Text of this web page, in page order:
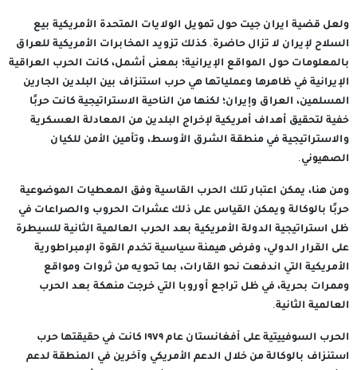
ولعل قضية ايران جيت حول تمويل الولايات المتحدة الأمريكية بيع
السلاح لإيران لا تزال حاضرة. كذلك تزويد المخابرات الأمريكية للعراق
بالمعلومات حول المواقع الإيرانية؛ بمعنى أشمل، كانت الحرب العراقية
الإيرانية في ظاهرها وعملياتها هي حرب استنزاف بين البلدين الجارين
المسلمين، العراق وإيران؛ لكنها من الناحية الاستراتيجية كانت حربًا
خفية لتحقيق أهداف أمريكية لإخراج البلدين من المعادلة العسكرية
والاستراتيجية في منطقة الشرق الأوسط، وتأمين الأمن للكيان
الصهيوني.
ومن هنا، يمكن اعتبار تلك الحرب القاسية وفق المعطيات الموضوعية
حربًا بالوكالة ويمكن القياس على ذلك عشرات الحروب والصراعات في
ظل استراتيجية الدولة الأمريكية بعد الحرب العالمية الثانية للسيطرة
على القرار الدولي، وفرض هيمنة سياسية تخدم القوة الإمبراطورية
الأمريكية التي اندفعت نحو القارات، بما تحويه من ثروات ومواقع
وممرات بحرية، في ظل تراجع أوروبا التي خرجت منهكة بعد الحرب
العالمية الثانية.
الحرب السوفييتية على أفغانستان عام ١٩٧٩ كانت في حقيقتها حرب
استنزاف بالوكالة من خلال الدعم الأمريكي وآخرين في المنطقة لدعم